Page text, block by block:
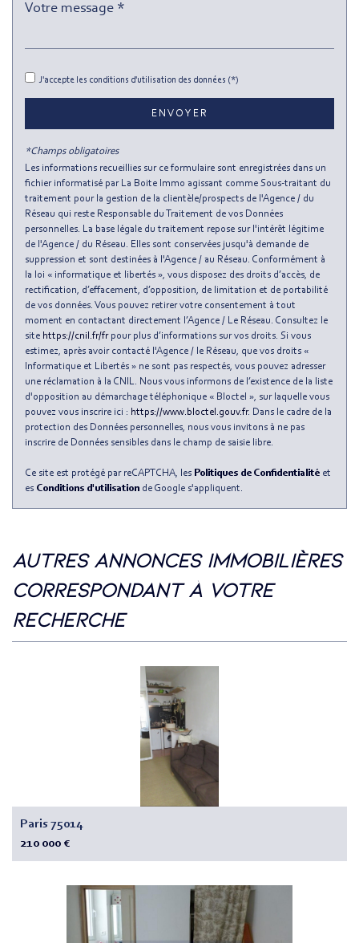
statistiques
Taxe habitation
Taxe foncière 8,37 %
Habitants de moins de 25 ans
Habitants de 25 à 55 ans 52,30 %
Habitants de plus de 55 ans 19,85 %
Nombre d'enfants par famille 0,96
Familles sans enfant 45,07 %
Familles avec 1 ou 2 enfants
Maisons 0,58 %
Appartements 99,42 %
Familles avec 3 enfants 6,54 %
J'accepte les conditions d'utilisation des données (*)
ENVOYER
*Champs obligatoires
Les informations recueillies sur ce formulaire sont enregistrées dans un
fichier informatisé par La Boite Immo agissant comme Sous-traitant du
traitement pour la gestion de la clientèle/prospects de l'Agence / du
Réseau qui reste Responsable du Traitement de vos Données
personnelles. La base légale du traitement repose sur l'intérêt légitime
de l'Agence / du Réseau. Elles sont conservées jusqu'à demande de
suppression et sont destinées à l'Agence / au Réseau. Conformément à
la loi « informatique et libertés », vous disposez des droits d’accès, de
rectification, d’effacement, d’opposition, de limitation et de portabilité
de vos données. Vous pouvez retirer votre consentement à tout
moment en contactant directement l’Agence / Le Réseau. Consultez le
site https://cnil.fr/frpour plus d’informations sur vos droits. Si vous
estimez, après avoir contacté l'Agence / le Réseau, que vos droits «
Informatique et Libertés » ne sont pas respectés, vous pouvez adresser
une réclamation à la CNIL. Nous vous informons de l’existence de la liste
d'opposition au démarchage téléphonique « Bloctel », sur laquelle vous
pouvez vous inscrire ici : https://www.bloctel.gouv.fr. Dans le cadre de la
protection des Données personnelles, nous vous invitons à ne pas
inscrire de Données sensibles dans le champ de saisie libre.
Ce site est protégé par reCAPTCHA, les Politiques de Confidentialité et
es Conditions d'utilisation de Google s'appliquent.
autres annonces immobilières
correspondant à votre
recherche
Paris 75014
210 000 €